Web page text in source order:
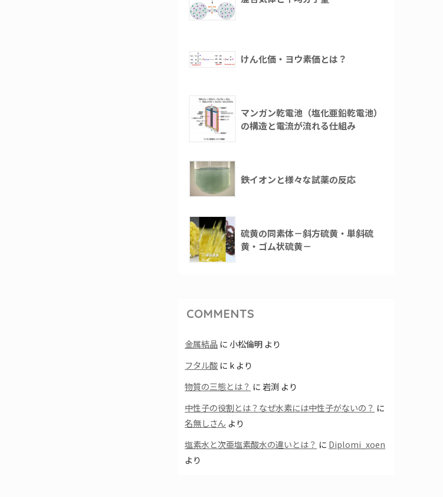
けん化価・ヨウ素価とは？
マンガン乾電池（塩化亜鉛乾電池）
の構造と電流が流れる仕組み
鉄イオンと様々な試薬の反応
硫黄の同素体－斜方硫黄・単斜硫
黄・ゴム状硫黄－
COMMENTS
金属結晶 に 小松倫明 より
フタル酸 に k より
物質の三態とは？ に岩渕 より
中性子の役割とは？なぜ水素には中性子がないの？ に
名無しさん より
塩素水と次亜塩素酸水の違いとは？ に Diplomi_xoen
より